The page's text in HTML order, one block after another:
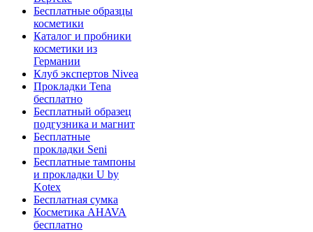
Бесплатные образцы
косметики
Каталог и пробники
косметики из
Германии
Клуб экспертов Nivea
Прокладки Tena
бесплатно
Бесплатный образец
подгузника и магнит
Бесплатные
прокладки Seni
Бесплатные тампоны
и прокладки U by
Kotex
Бесплатная сумка
Косметика AHAVA
бесплатно